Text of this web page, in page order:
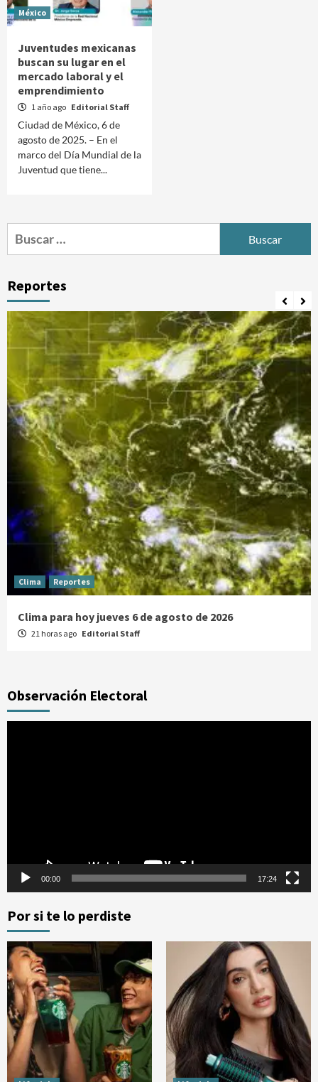
México
Juventudes mexicanas
buscan su lugar en el
mercado laboral y el
emprendimiento
1 año ago Editorial Staff
Ciudad de México, 6 de
agosto de 2025. – En el
marco del Día Mundial de la
Juventud que tiene...
Buscar:
Reportes
Clima Reportes
Clima para hoy jueves 6 de agosto de 2026
21 horas ago Editorial Staff
Observación Electoral
00:00 17:24
Por si te lo perdiste